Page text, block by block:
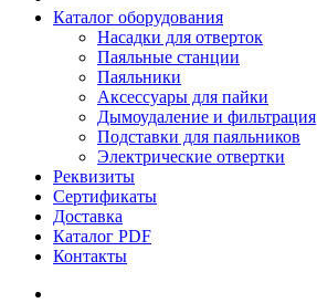
Каталог оборудования
Насадки для отверток
Паяльные станции
Паяльники
Аксессуары для пайки
Дымоудаление и фильтрация
Подставки для паяльников
Электрические отвертки
Реквизиты
Сертификаты
Доставка
Каталог PDF
Контакты